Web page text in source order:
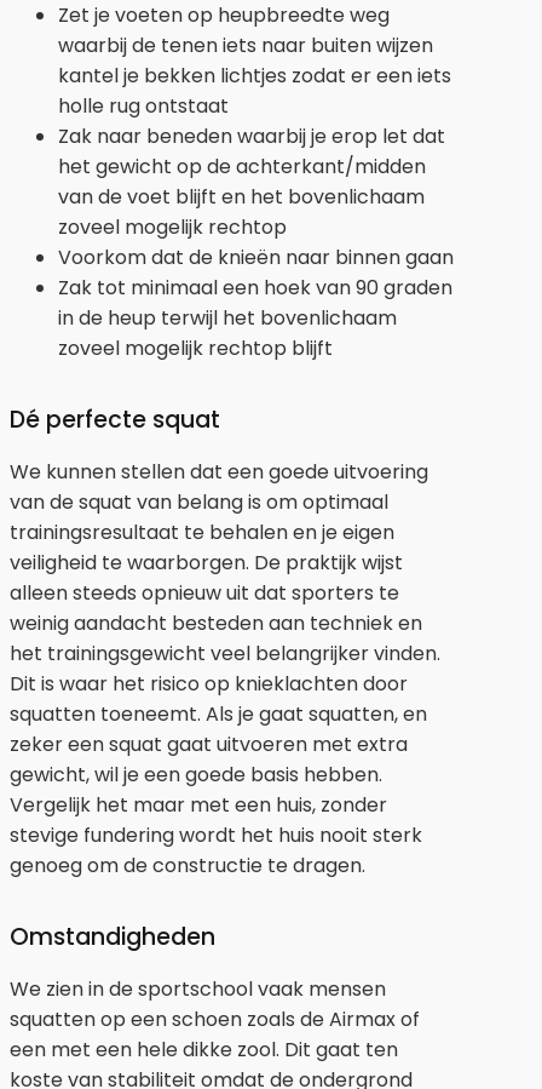
Zet je voeten op heupbreedte weg
waarbij de tenen iets naar buiten wijzen
kantel je bekken lichtjes zodat er een iets
holle rug ontstaat
Zak naar beneden waarbij je erop let dat
het gewicht op de achterkant/midden
van de voet blijft en het bovenlichaam
zoveel mogelijk rechtop
Voorkom dat de knieën naar binnen gaan
Zak tot minimaal een hoek van 90 graden
in de heup terwijl het bovenlichaam
zoveel mogelijk rechtop blijft
Dé perfecte squat
We kunnen stellen dat een goede uitvoering
van de squat van belang is om optimaal
trainingsresultaat te behalen en je eigen
veiligheid te waarborgen. De praktijk wijst
alleen steeds opnieuw uit dat sporters te
weinig aandacht besteden aan techniek en
het trainingsgewicht veel belangrijker vinden.
Dit is waar het risico op knieklachten door
squatten toeneemt. Als je gaat squatten, en
zeker een squat gaat uitvoeren met extra
gewicht, wil je een goede basis hebben.
Vergelijk het maar met een huis, zonder
stevige fundering wordt het huis nooit sterk
genoeg om de constructie te dragen.
Omstandigheden
We zien in de sportschool vaak mensen
squatten op een schoen zoals de Airmax of
een met een hele dikke zool. Dit gaat ten
koste van stabiliteit omdat de ondergrond